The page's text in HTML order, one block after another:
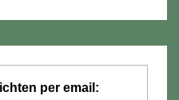
per email: